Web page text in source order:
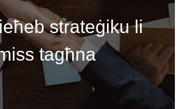
strateġiku li
tagħna